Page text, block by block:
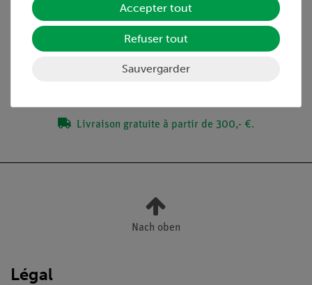
Accessoires
Médias / Téléchargements
Livraison gratuite à partir de 300,- €.
Nach oben
Légal
Accepter tout
Refuser tout
Sauvergarder